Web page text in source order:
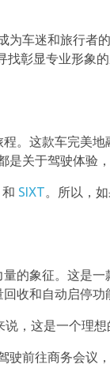
车迷和旅行者
彰显专业形象
。这款车完美
关于驾驶体验
和 SIXT。所以，
的象征。这是
收和自动启停功
，这是一个理想
前往商务会议